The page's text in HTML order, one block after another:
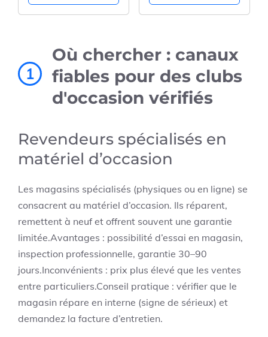
1
Où chercher : canaux
fiables pour des clubs
d'occasion vérifiés
Revendeurs spécialisés en
matériel d’occasion
Les magasins spécialisés (physiques ou en ligne) se
consacrent au matériel d’occasion. Ils réparent,
remettent à neuf et offrent souvent une garantie
limitée.Avantages : possibilité d’essai en magasin,
inspection professionnelle, garantie 30–90
jours.Inconvénients : prix plus élevé que les ventes
entre particuliers.Conseil pratique : vérifier que le
magasin répare en interne (signe de sérieux) et
demandez la facture d’entretien.